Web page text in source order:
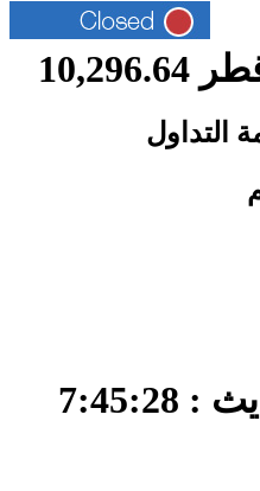
التداول
اخر تحديث : 7:45:28